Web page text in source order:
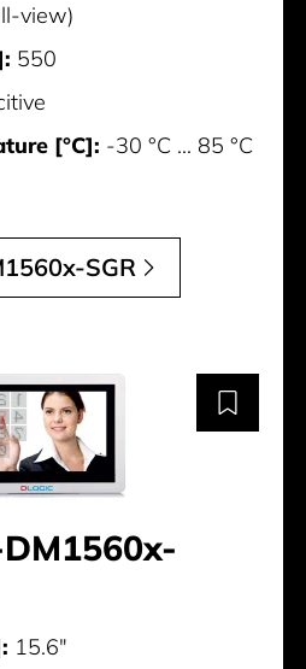
view)
550
[°C]: -30 °C ... 85 °C
SGR
15.6"